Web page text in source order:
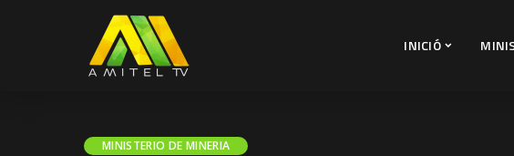
INICIÓ
MINISTERIO DE MINERIA